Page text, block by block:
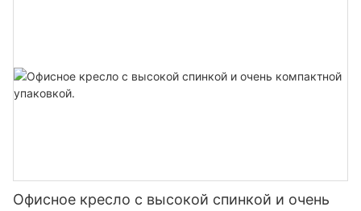
Офисное кресло с высокой спинкой и очень